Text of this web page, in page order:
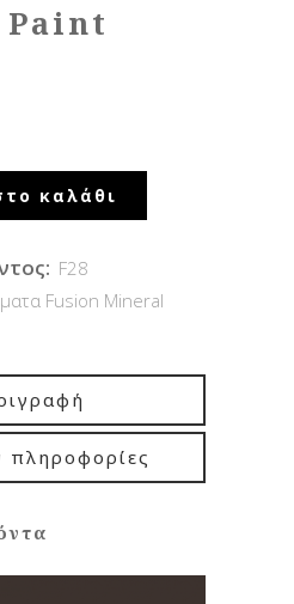
καλάθι
F28
Fusion Mineral
πληροφορίες